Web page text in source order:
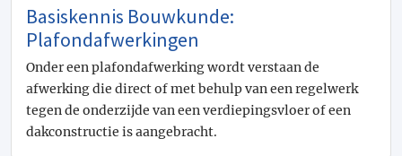
Basiskennis Bouwkunde:
Plafondafwerkingen
Onder een plafondafwerking wordt verstaan de
afwerking die direct of met behulp van een regelwerk
tegen de onderzijde van een verdiepingsvloer of een
dakconstructie is aangebracht.